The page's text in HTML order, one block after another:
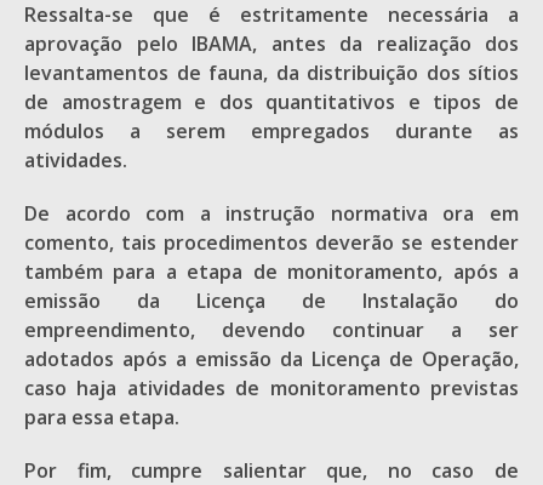
Ressalta-se que é estritamente necessária a
aprovação pelo IBAMA, antes da realização dos
levantamentos de fauna, da distribuição dos sítios
de amostragem e dos quantitativos e tipos de
módulos a serem empregados durante as
atividades.
De acordo com a instrução normativa ora em
comento, tais procedimentos deverão se estender
também para a etapa de monitoramento, após a
emissão da Licença de Instalação do
empreendimento, devendo continuar a ser
adotados após a emissão da Licença de Operação,
caso haja atividades de monitoramento previstas
para essa etapa.
Por fim, cumpre salientar que, no caso de